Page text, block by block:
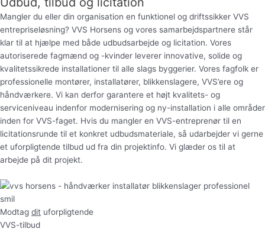
Mangler du eller din organisation en funktionel og driftssikker VVS
entrepriseløsning? VVS Horsens og vores samarbejdspartnere står
klar til at hjælpe med både udbudsarbejde og licitation. Vores
autoriserede fagmænd og -kvinder leverer innovative, solide og
kvalitetssikrede installationer til alle slags byggerier. Vores fagfolk er
professionelle montører, installatører, blikkenslagere, VVS’ere og
håndværkere. Vi kan derfor garantere et højt kvalitets- og
serviceniveau indenfor modernisering og ny-installation i alle områder
inden for VVS-faget. Hvis du mangler en VVS-entreprenør til en
licitationsrunde til et konkret udbudsmateriale, så udarbejder vi gerne
et uforpligtende tilbud ud fra din projektinfo. Vi glæder os til at
arbejde på dit projekt.
Modtag dit uforpligtende
VVS-tilbud